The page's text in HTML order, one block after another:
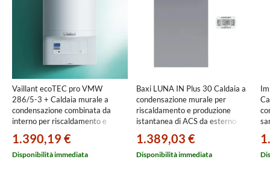
Vaillant ecoTEC pro VMW
286/5-3 + Caldaia murale a
condensazione combinata da
interno per riscaldamento e
0010021996
1.390,19 €
Disponibilità immediata
Baxi LUNA IN Plus 30 Caldaia a
condensazione murale per
riscaldamento e produzione
istantanea di ACS da esterno
1.389,03 €
Disponibilità immediata